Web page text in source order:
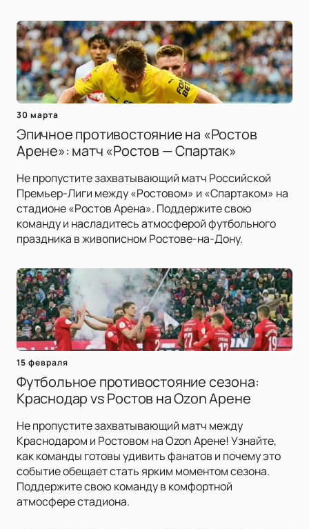
30 марта
Эпичное противостояние на «Ростов
Арене»: матч «Ростов — Спартак»
Не пропустите захватывающий матч Российской
Премьер-Лиги между «Ростовом» и «Спартаком» на
стадионе «Ростов Арена». Поддержите свою
команду и насладитесь атмосферой футбольного
праздника в живописном Ростове-на-Дону.
15 февраля
Футбольное противостояние сезона:
Краснодар vs Ростов на Ozon Арене
Не пропустите захватывающий матч между
Краснодаром и Ростовом на Ozon Арене! Узнайте,
как команды готовы удивить фанатов и почему это
событие обещает стать ярким моментом сезона.
Поддержите свою команду в комфортной
атмосфере стадиона.